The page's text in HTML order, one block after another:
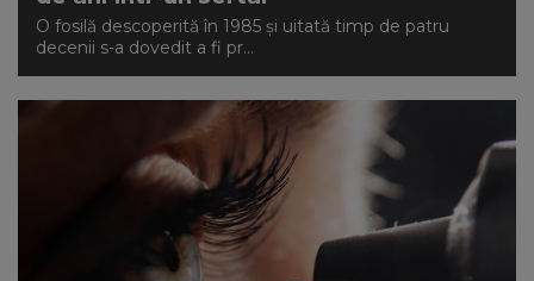
O fosilă descoperită în 1985 și uitată timp de patru
decenii s-a dovedit a fi pr...